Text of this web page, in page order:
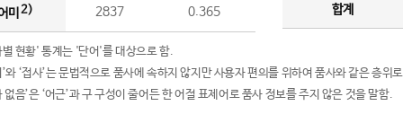
미 2) 2837 0.365 합계
현황' 통계는 '단어'를 대상으로 함.
와 ‘접사’는 문법적으로 품사에 속하지 않지만 사용자 편의를 위하여 품사와 같은 층위
없음’은 ‘어근’과 구 구성이 줄어든 한 어절 표제어로 품사 정보를 주지 않은 것을 말함.